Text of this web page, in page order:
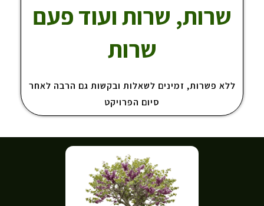
שרות, שרות ועוד פעם
שרות
ללא פשרות, זמינים לשאלות ובקשות גם הרבה לאחר
סיום הפרויקט